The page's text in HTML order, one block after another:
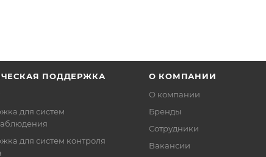
ПОДДЕРЖКА
для систем
для систем контроля
О КОМПАНИИ
О компании
Бренды
Сотрудники
Вакансии